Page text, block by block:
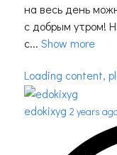
на весь день
с добрым утром!
с... Show more
Loading content,
edokixyg 2 years